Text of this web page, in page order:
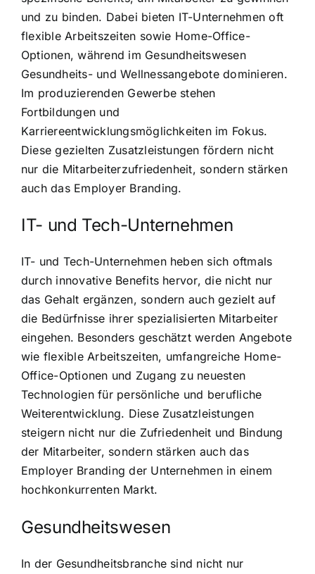
und zu binden. Dabei bieten IT-Unternehmen oft
flexible Arbeitszeiten sowie Home-Office-
Optionen, während im Gesundheitswesen
Gesundheits- und Wellnessangebote dominieren.
Im produzierenden Gewerbe stehen
Fortbildungen und
Karriereentwicklungsmöglichkeiten im Fokus.
Diese gezielten Zusatzleistungen fördern nicht
nur die Mitarbeiterzufriedenheit, sondern stärken
auch das Employer Branding.
IT- und Tech-Unternehmen
IT- und Tech-Unternehmen heben sich oftmals
durch innovative Benefits hervor, die nicht nur
das Gehalt ergänzen, sondern auch gezielt auf
die Bedürfnisse ihrer spezialisierten Mitarbeiter
eingehen. Besonders geschätzt werden Angebote
wie flexible Arbeitszeiten, umfangreiche Home-
Office-Optionen und Zugang zu neuesten
Technologien für persönliche und berufliche
Weiterentwicklung. Diese Zusatzleistungen
steigern nicht nur die Zufriedenheit und Bindung
der Mitarbeiter, sondern stärken auch das
Employer Branding der Unternehmen in einem
hochkonkurrenten Markt.
Gesundheitswesen
In der Gesundheitsbranche sind nicht nur